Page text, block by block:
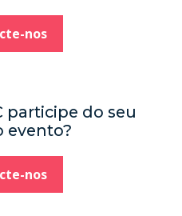
nos
participe do seu
evento?
nos